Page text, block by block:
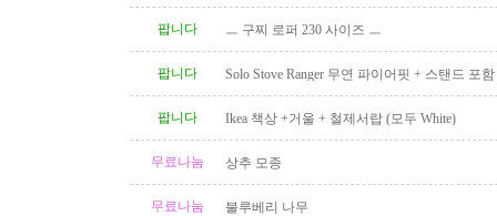
팝니다 ㅡ 구찌 로퍼 230 사이즈 ㅡ
팝니다
Solo Stove Ranger 무연 파이어핏 + 스탠드 포
팝니다
Ikea 책상 +거울 + 철제서랍 (모두 White)
무료나눔 상추 모종
무료나눔 불루베리 나무